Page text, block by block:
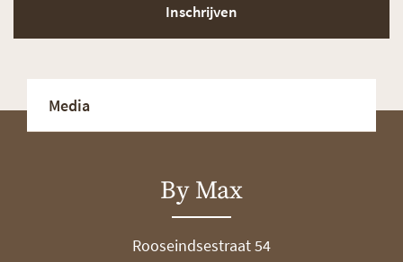
Inschrijven
Media
By Max
Rooseindsestraat 54